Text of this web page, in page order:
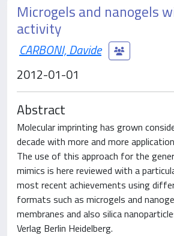
Microgels and nanogels
activity
CARBONI, Davide
2012-01-01
Abstract
Molecular imprinting has grown
decade with more and more
The use of this approach for the
mimics is here reviewed with a
most recent achievements using
formats such as microgels and
membranes and also silica
Verlag Berlin Heidelberg.